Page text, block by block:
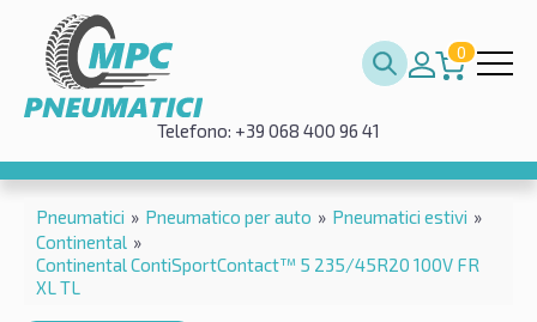
0
Telefono: +39 068 400 96 41
Pneumatici » Pneumatico per auto » Pneumatici estivi »
Continental »
Continental ContiSportContact™ 5 235/45R20 100V FR
XL TL